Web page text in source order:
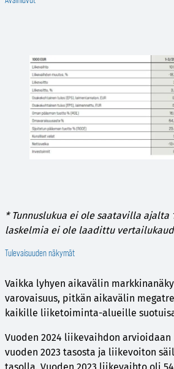
* Tunnuslukua ei ole saatavilla ajalta
laskelmia ei ole laadittu
Tulevaisuuden näkymät
Vaikka lyhyen aikavälin
varovaisuus, pitkän aikavälin
kaikille liiketoiminta-alueille
Vuoden 2024 liikevaihdon arvioidaan
vuoden 2023 tasosta ja liikevoiton